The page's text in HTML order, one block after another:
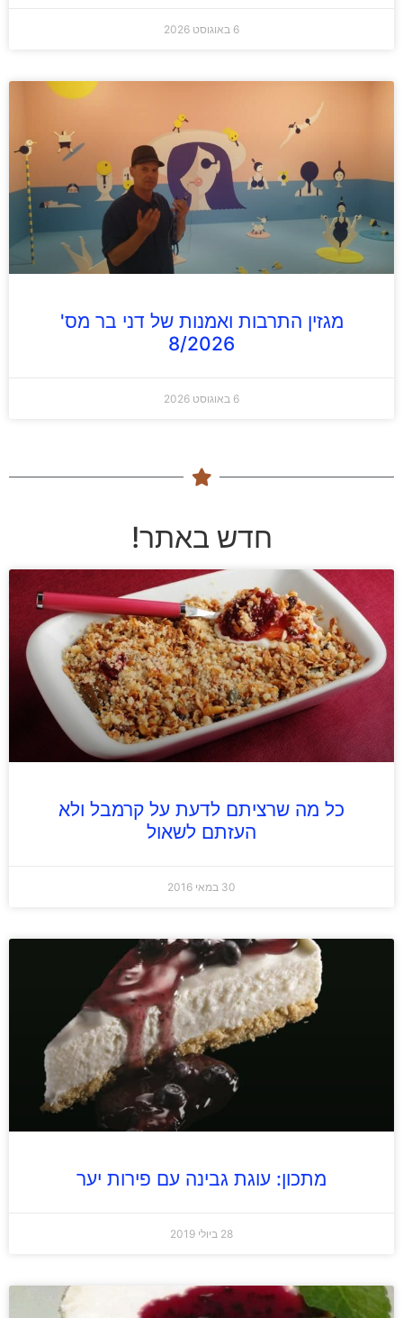
6 באוגוסט 2026
מגזין התרבות ואמנות של דני בר מס'
8/2026
6 באוגוסט 2026
חדש באתר!
כל מה שרציתם לדעת על קרמבל ולא
העזתם לשאול
30 במאי 2016
מתכון: עוגת גבינה עם פירות יער
28 ביולי 2019